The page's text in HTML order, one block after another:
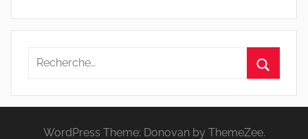
Recherche
:
WordPress Theme: Donovan by ThemeZee.